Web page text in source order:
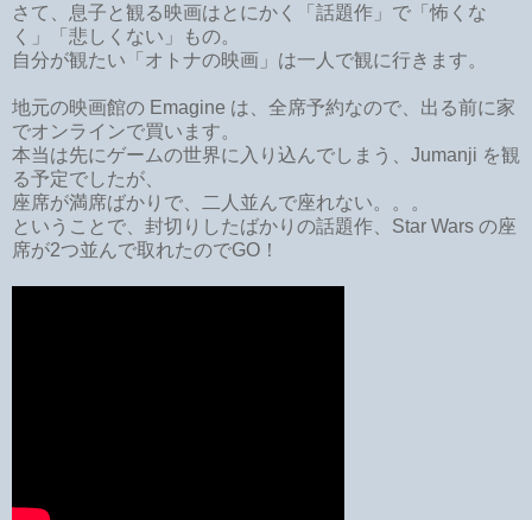
さて、息子と観る映画はとにかく「話題作」で「怖くな
く」「悲しくない」もの。
自分が観たい「オトナの映画」は一人で観に行きます。
地元の映画館の Emagine は、全席予約なので、出る前に家
でオンラインで買います。
本当は先にゲームの世界に入り込んでしまう、Jumanji を観
る予定でしたが、
座席が満席ばかりで、二人並んで座れない。。。
ということで、封切りしたばかりの話題作、Star Wars の座
席が2つ並んで取れたのでGO！